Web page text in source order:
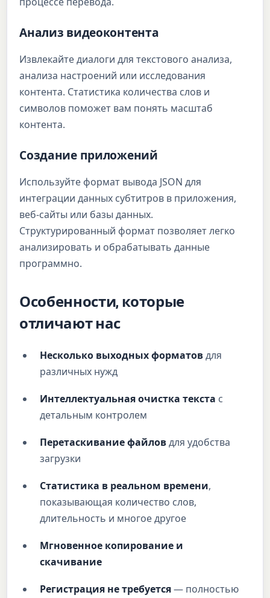
Анализ видеоконтента
Извлекайте диалоги для текстового анализа,
анализа настроений или исследования
контента. Статистика количества слов и
символов поможет вам понять масштаб
контента.
Создание приложений
Используйте формат вывода JSON для
интеграции данных субтитров в приложения,
веб-сайты или базы данных.
Структурированный формат позволяет легко
анализировать и обрабатывать данные
программно.
Особенности, которые
отличают нас
Несколько выходных форматовдля
различных нужд
Интеллектуальная очистка текста с
детальным контролем
Перетаскивание файловдля удобства
загрузки
Статистика в реальном времени,
показывающая количество слов,
длительность и многое другое
Мгновенное копирование и
скачивание
Регистрация не требуется— полностью